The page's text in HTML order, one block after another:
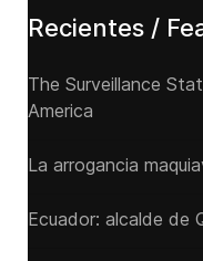
Recientes /
The Surveillance
America
La arrogancia
Ecuador: alcalde de